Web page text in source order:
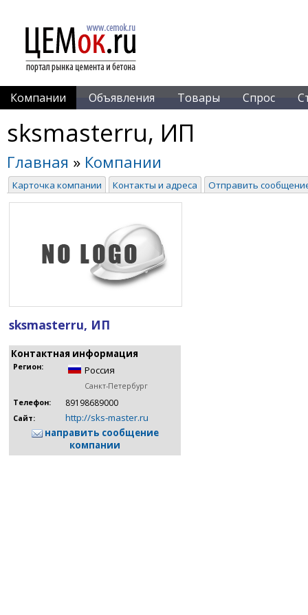
Компании Объявления Товары Спрос
sksmasterru, ИП
Главная » Компании
Карточка компании Контакты и адреса Отправить
sksmasterru, ИП
Контактная информация
Регион: Россия
Санкт-Петербург
Телефон:
89198689000
Сайт:
http://sks-master.ru
направить сообщение
компании